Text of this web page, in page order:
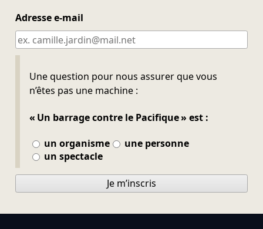
Adresse e-mail
Une question pour nous assurer que vous
n’êtes pas une machine :
« Un barrage contre le Pacifique » est :
un organisme
une personne
un spectacle
Ne pas remplir
Je m’inscris